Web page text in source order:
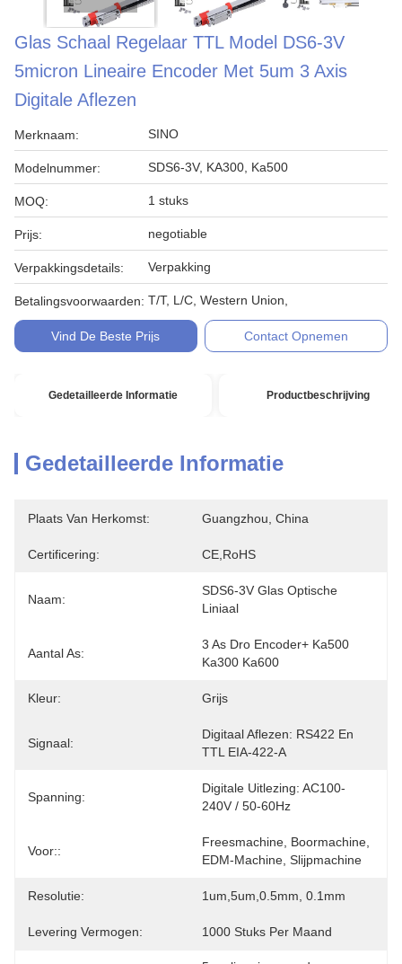
Glas Schaal Regelaar TTL Model DS6-3V
5micron Lineaire Encoder Met 5um 3 Axis
Digitale Aflezen
Merknaam: SINO
Modelnummer: SDS6-3V, KA300, Ka500
MOQ: 1 stuks
Prijs: negotiable
Verpakkingsdetails: Verpakking
Betalingsvoorwaarden: T/T, L/C, Western Union,
Vind De Beste Prijs Contact Opnemen
Gedetailleerde Informatie Productbeschrijving
Gedetailleerde Informatie
Plaats Van Herkomst: Guangzhou, China
Certificering: CE,RoHS
Naam:
SDS6-3V Glas Optische
Liniaal
Aantal As:
3 As Dro Encoder+ Ka500
Ka300 Ka600
Kleur: Grijs
Signaal:
Digitaal Aflezen: RS422 En
TTL EIA-422-A
Spanning:
Digitale Uitlezing: AC100-
240V / 50-60Hz
Voor::
Freesmachine, Boormachine,
EDM-Machine, Slijpmachine
Resolutie: 1um,5um,0.5mm, 0.1mm
Levering Vermogen: 1000 Stuks Per Maand